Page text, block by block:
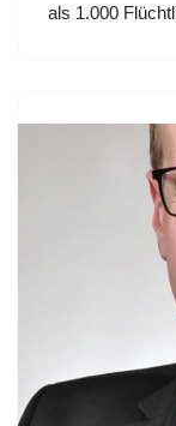
als 1.000